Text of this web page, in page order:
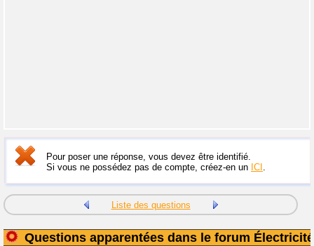
Pour poser une réponse, vous devez être identifié.
Si vous ne possédez pas de compte, créez-en un ICI .
Liste des questions
Questions apparentées dans le forum Électricité